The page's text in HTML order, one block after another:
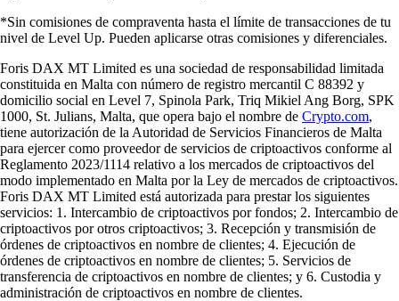
*Sin comisiones de compraventa hasta el límite de transacciones de tu
nivel de Level Up. Pueden aplicarse otras comisiones y diferenciales.
Foris DAX MT Limited es una sociedad de responsabilidad limitada
constituida en Malta con número de registro mercantil C 88392 y
domicilio social en Level 7, Spinola Park, Triq Mikiel Ang Borg, SPK
1000, St. Julians, Malta, que opera bajo el nombre de Crypto.com,
tiene autorización de la Autoridad de Servicios Financieros de Malta
para ejercer como proveedor de servicios de criptoactivos conforme al
Reglamento 2023/1114 relativo a los mercados de criptoactivos del
modo implementado en Malta por la Ley de mercados de criptoactivos.
Foris DAX MT Limited está autorizada para prestar los siguientes
servicios: 1. Intercambio de criptoactivos por fondos; 2. Intercambio de
criptoactivos por otros criptoactivos; 3. Recepción y transmisión de
órdenes de criptoactivos en nombre de clientes; 4. Ejecución de
órdenes de criptoactivos en nombre de clientes; 5. Servicios de
transferencia de criptoactivos en nombre de clientes; y 6. Custodia y
administración de criptoactivos en nombre de clientes.